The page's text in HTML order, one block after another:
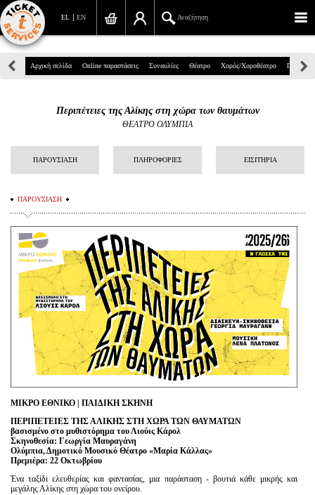
EN
EL Αναζήτηση
Πανεπιστημίου 39, Αθήνα
info@ticketservices.gr
Αναζήτηση
Σύνδεση/Εγγραφή
Προσωπικά Δεδομένα
Πληροφορίες
Είσοδος διαχειριστή
Αρχική σελίδα Online παραστάσεις Συναυλίες Θέατρο Χορός/Χοροθέατρο Παιδικά
Περιπέτειες της Αλίκης στη χώρα των θαυμάτων
ΘΕΑΤΡΟ ΟΛΥΜΠΙΑ
ΠΑΡΟΥΣΙΑΣΗ ΠΛΗΡΟΦΟΡΙΕΣ ΕΙΣΙΤΗΡΙΑ
ΠΑΡΟΥΣΙΑΣΗ
ΜΙΚΡΟ ΕΘΝΙΚΟ | ΠΑΙΔΙΚΗ ΣΚΗΝΗ
ΠΕΡΙΠΕΤΕΙΕΣ ΤΗΣ ΑΛΙΚΗΣ ΣΤΗ ΧΩΡΑ ΤΩΝ ΘΑΥΜΑΤΩΝ
βασισμένο στο μυθιστόρημα του Λιούις Κάρολ
Σκηνοθεσία: Γεωργία Μαυραγάνη
Ολύμπια, Δημοτικό Μουσικό Θέατρο «Μαρία Κάλλας»
Πρεμιέρα: 22 Οκτωβρίου
Ένα ταξίδι ελευθερίας και φαντασίας, μια παράσταση - βουτιά κάθε μικρής και
μεγάλης Αλίκης στη χώρα του ονείρου.